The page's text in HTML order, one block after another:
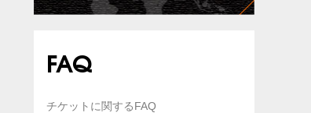
FAQ
チケットに関するFAQ